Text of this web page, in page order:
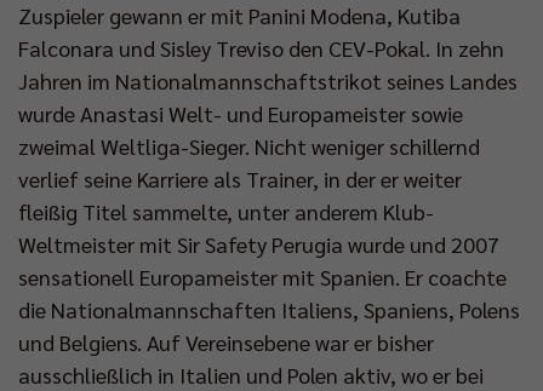
Zuspieler gewann er mit Panini Modena, Kutiba
Falconara und Sisley Treviso den CEV-Pokal. In zehn
Jahren im Nationalmannschaftstrikot seines Landes
wurde Anastasi Welt- und Europameister sowie
zweimal Weltliga-Sieger. Nicht weniger schillernd
verlief seine Karriere als Trainer, in der er weiter
fleißig Titel sammelte, unter anderem Klub-
Weltmeister mit Sir Safety Perugia wurde und 2007
sensationell Europameister mit Spanien. Er coachte
die Nationalmannschaften Italiens, Spaniens, Polens
und Belgiens. Auf Vereinsebene war er bisher
ausschließlich in Italien und Polen aktiv, wo er bei